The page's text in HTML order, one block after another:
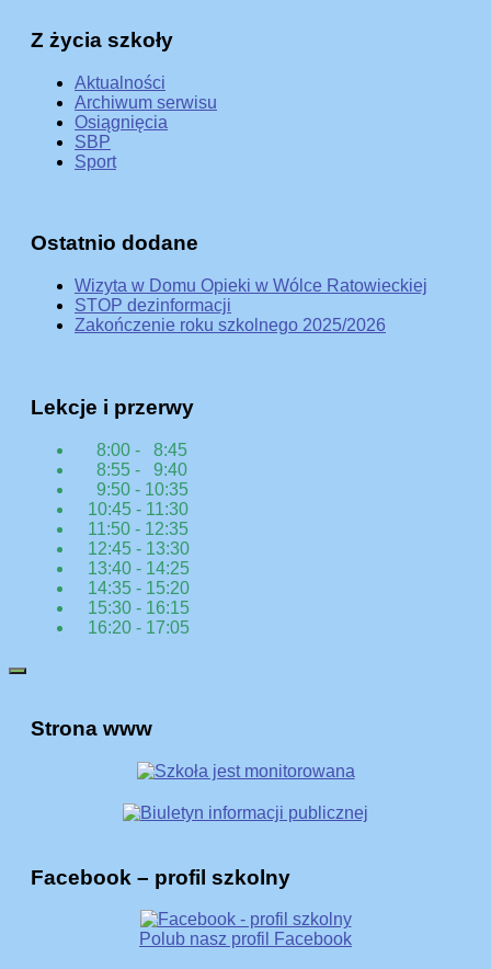
Z życia szkoły
Aktualności
Archiwum serwisu
Osiągnięcia
SBP
Sport
Ostatnio dodane
Wizyta w Domu Opieki w Wólce Ratowieckiej
STOP dezinformacji
Zakończenie roku szkolnego 2025/2026
Lekcje i przerwy
8:00 - 8:45
8:55 - 9:40
9:50 - 10:35
10:45 - 11:30
11:50 - 12:35
12:45 - 13:30
13:40 - 14:25
14:35 - 15:20
15:30 - 16:15
16:20 - 17:05
Strona www
Facebook – profil szkolny
Polub nasz profil Facebook